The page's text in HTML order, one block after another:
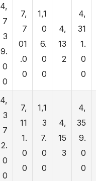
4,
7
3
9.
0
0
7,
7
01
.0
0
1,1
0
6.
0
0
4,
13
2
4,
31
1.
0
0
4,
3
7
2.
0
0
7,
11
1.
0
0
1,1
3
7.
0
0
4,
15
3
4,
35
9.
0
0